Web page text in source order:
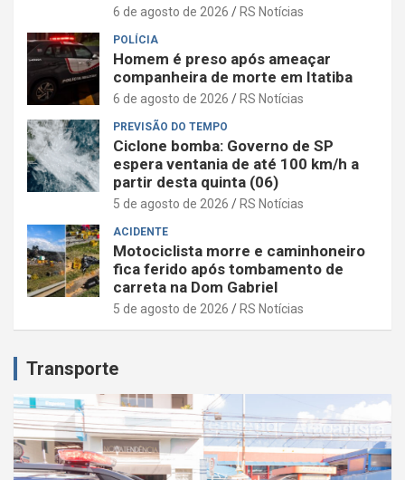
6 de agosto de 2026 RS Notícias
POLÍCIA
Homem é preso após ameaçar
companheira de morte em Itatiba
6 de agosto de 2026 RS Notícias
PREVISÃO DO TEMPO
Ciclone bomba: Governo de SP
espera ventania de até 100 km/h a
partir desta quinta (06)
5 de agosto de 2026 RS Notícias
ACIDENTE
Motociclista morre e caminhoneiro
fica ferido após tombamento de
carreta na Dom Gabriel
5 de agosto de 2026 RS Notícias
Transporte